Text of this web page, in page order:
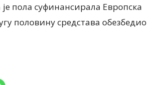
пола суфинансирала Европска
половинусредстава обезбедио